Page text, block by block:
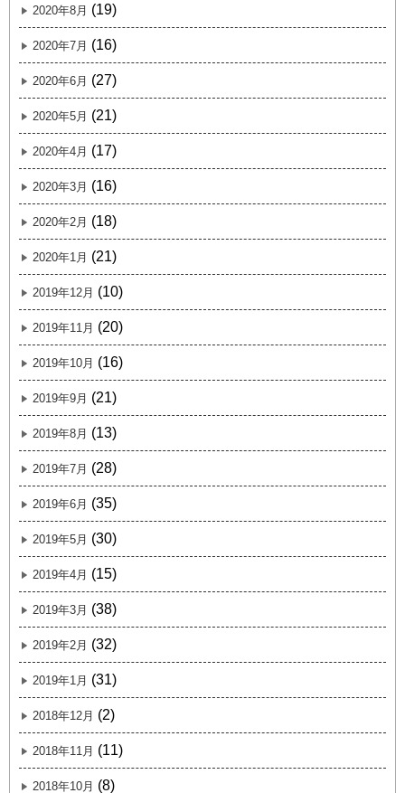
2020年8月 (19)
2020年7月 (16)
2020年6月 (27)
2020年5月 (21)
2020年4月 (17)
2020年3月 (16)
2020年2月 (18)
2020年1月 (21)
2019年12月 (10)
2019年11月 (20)
2019年10月 (16)
2019年9月 (21)
2019年8月 (13)
2019年7月 (28)
2019年6月 (35)
2019年5月 (30)
2019年4月 (15)
2019年3月 (38)
2019年2月 (32)
2019年1月 (31)
2018年12月 (2)
2018年11月 (11)
2018年10月 (8)